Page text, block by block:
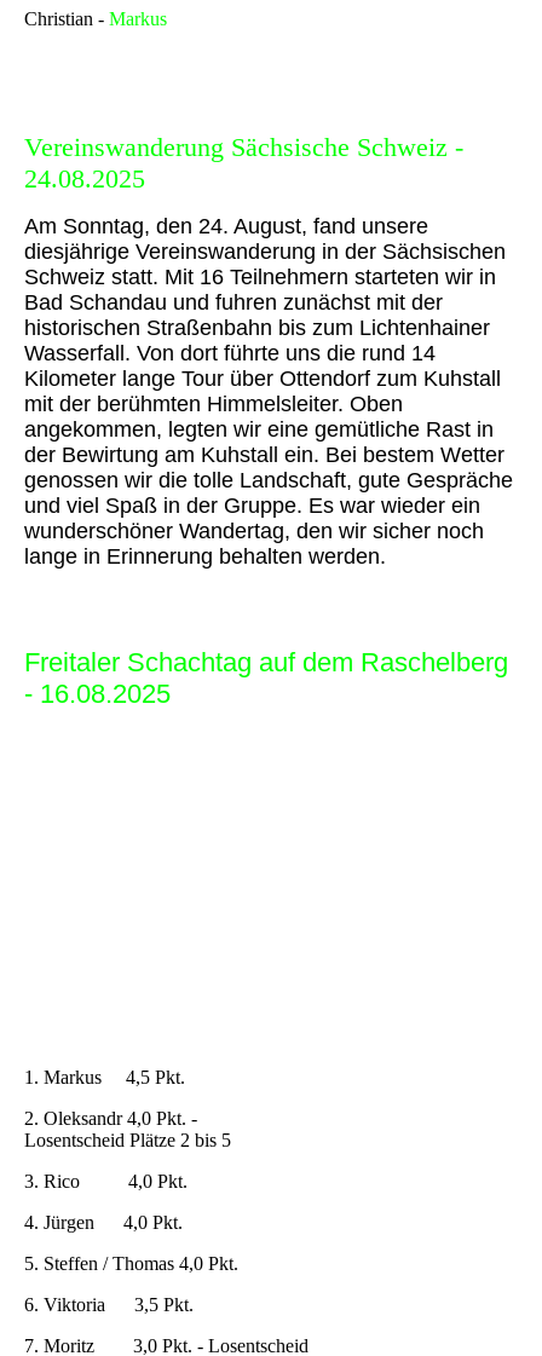
Christian - Markus
Vereinswanderung Sächsische Schweiz -
24.08.2025
Am Sonntag, den 24. August, fand unsere
diesjährige Vereinswanderung in der Sächsischen
Schweiz statt. Mit 16 Teilnehmern starteten wir in
Bad Schandau und fuhren zunächst mit der
historischen Straßenbahn bis zum Lichtenhainer
Wasserfall. Von dort führte uns die rund 14
Kilometer lange Tour über Ottendorf zum Kuhstall
mit der berühmten Himmelsleiter. Oben
angekommen, legten wir eine gemütliche Rast in
der Bewirtung am Kuhstall ein. Bei bestem Wetter
genossen wir die tolle Landschaft, gute Gespräche
und viel Spaß in der Gruppe. Es war wieder ein
wunderschöner Wandertag, den wir sicher noch
lange in Erinnerung behalten werden.
Freitaler Schachtag auf dem Raschelberg
- 16.08.2025
1. Markus 4,5 Pkt.
2. Oleksandr 4,0 Pkt. -
Losentscheid Plätze 2 bis 5
3. Rico 4,0 Pkt.
4. Jürgen 4,0 Pkt.
5. Steffen / Thomas 4,0 Pkt.
6. Viktoria 3,5 Pkt.
7. Moritz 3,0 Pkt. - Losentscheid